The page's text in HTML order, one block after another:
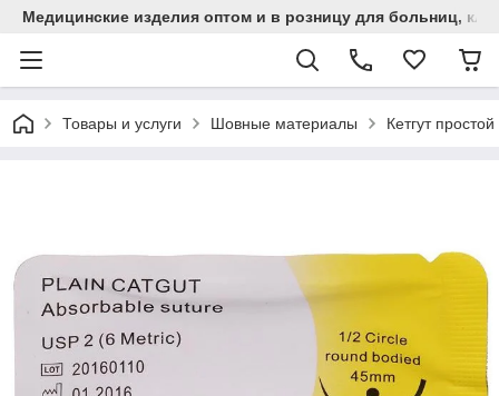
Медицинские изделия оптом и в розницу для больниц,
Товары и услуги Шовные материалы Кетгут